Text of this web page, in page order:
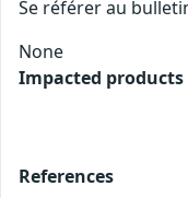
Se référer au
None
Impacted products
References